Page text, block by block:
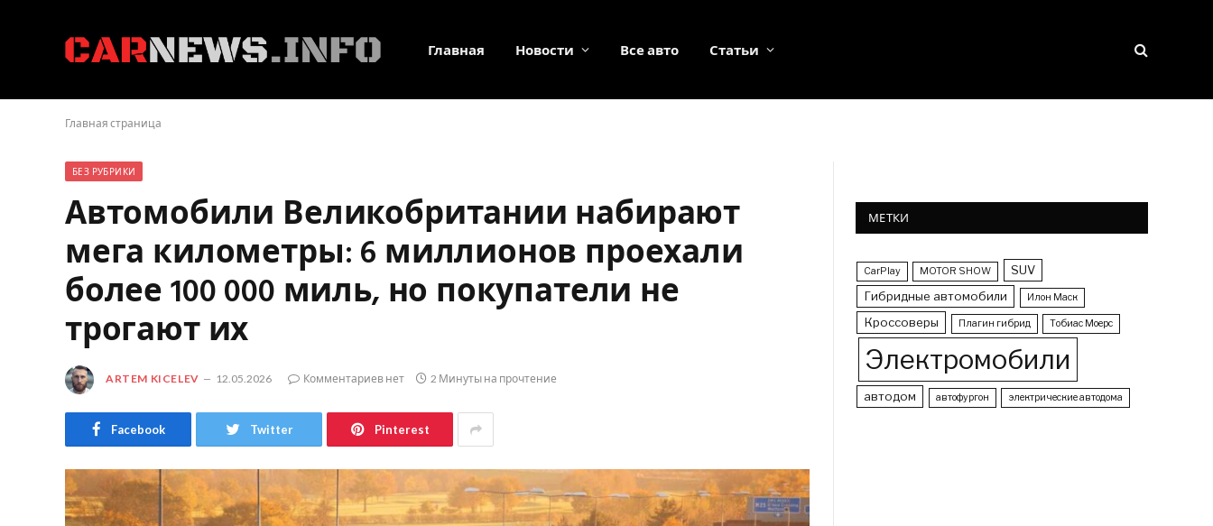
Главная Новости Все авто Статьи
Главная страница
БЕЗ РУБРИКИ
Автомобили Великобритании набирают
мега километры: 6 миллионов проехали
более 100 000 миль, но покупатели не
трогают их
ARTEM KICELEV 12.05.2026 Комментариев нет 2 Минуты на прочтение
Facebook Twitter Pinterest
МЕТКИ
CarPlay MOTOR SHOW
SUV
Гибридные автомобили
Илон Маск
Кроссоверы Плагин гибрид Тобиас Моерс
Электромобили
автодом автофургон электрические автодома